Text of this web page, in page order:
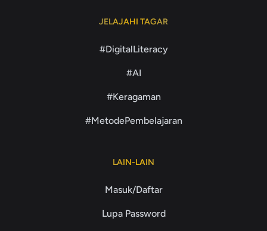
JELAJAHI TAGAR
#DigitalLiteracy
#AI
#Keragaman
#MetodePembelajaran
LAIN-LAIN
Masuk/Daftar
Lupa Password